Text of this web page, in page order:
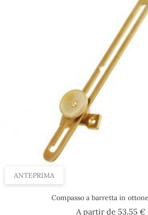
ANTEPRIMA
Compasso a barretta in
A partir de 53,55 €